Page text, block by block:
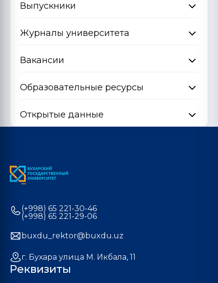
Выпускники
Журналы университета
Вакансии
Образовательные ресурсы
Открытые данные
(+998) 65 221-30-46
(+998) 65 221-29-06
buxdu_rektor@buxdu.uz
г. Бухара улица М. Икбала, 11
Реквизиты